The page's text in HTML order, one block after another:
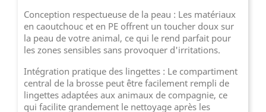
Conception respectueuse de la peau : Les matériaux
en caoutchouc et en PE offrent un toucher doux sur
la peau de votre animal, ce qui le rend parfait pour
les zones sensibles sans provoquer d'irritations.
Intégration pratique des lingettes : Le compartiment
central de la brosse peut être facilement rempli de
lingettes adaptées aux animaux de compagnie, ce
qui facilite grandement le nettoyage après les